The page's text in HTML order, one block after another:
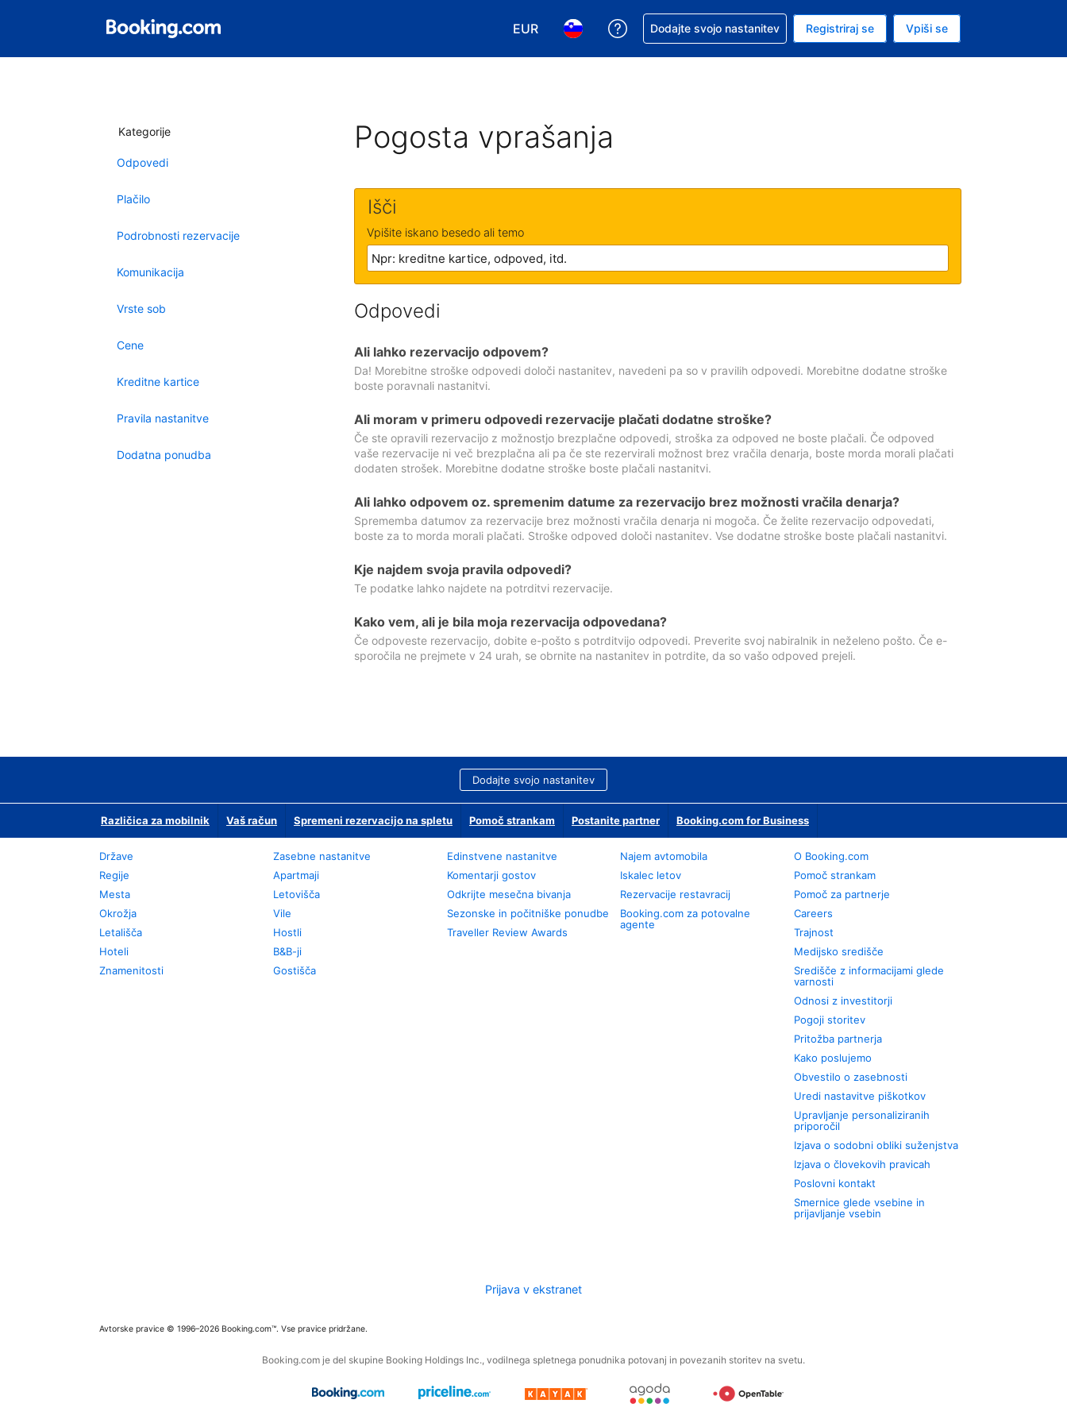
EUR
Izbira valute. Vaša trenutna valuta je evro
Izbira jezika. Vaš trenutni jezik je Slovenščini
Zaprosite za pomoč pri rezervaciji
Dodajte svojo nastanitev Registriraj se Vpiši se
Kategorije
Odpovedi
Plačilo
Podrobnosti rezervacije
Komunikacija
Vrste sob
Cene
Kreditne kartice
Pravila nastanitve
Dodatna ponudba
Pogosta vprašanja
Išči
Vpišite iskano besedo ali temo
Odpovedi
Ali lahko rezervacijo odpovem?
Da! Morebitne stroške odpovedi določi nastanitev, navedeni pa so v pravilih odpovedi. Morebitne dodatne stroške
boste poravnali nastanitvi.
Ali moram v primeru odpovedi rezervacije plačati dodatne stroške?
Če ste opravili rezervacijo z možnostjo brezplačne odpovedi, stroška za odpoved ne boste plačali. Če odpoved
vaše rezervacije ni več brezplačna ali pa če ste rezervirali možnost brez vračila denarja, boste morda morali plačati
dodaten strošek. Morebitne dodatne stroške boste plačali nastanitvi.
Ali lahko odpovem oz. spremenim datume za rezervacijo brez možnosti vračila denarja?
Sprememba datumov za rezervacije brez možnosti vračila denarja ni mogoča. Če želite rezervacijo odpovedati,
boste za to morda morali plačati. Stroške odpoved določi nastanitev. Vse dodatne stroške boste plačali nastanitvi.
Kje najdem svoja pravila odpovedi?
Te podatke lahko najdete na potrditvi rezervacije.
Kako vem, ali je bila moja rezervacija odpovedana?
Če odpoveste rezervacijo, dobite e-pošto s potrditvijo odpovedi. Preverite svoj nabiralnik in neželeno pošto. Če e-
sporočila ne prejmete v 24 urah, se obrnite na nastanitev in potrdite, da so vašo odpoved prejeli.
Dodajte svojo nastanitev
Različica za mobilnik Vaš račun Spremeni rezervacijo na spletu Pomoč strankam Postanite partner Booking.com for Business
Države
Regije
Mesta
Okrožja
Letališča
Hoteli
Znamenitosti
Zasebne nastanitve
Apartmaji
Letovišča
Vile
Hostli
B&B-ji
Gostišča
Edinstvene nastanitve
Komentarji gostov
Odkrijte mesečna bivanja
Sezonske in počitniške ponudbe
Traveller Review Awards
Najem avtomobila
Iskalec letov
Rezervacije restavracij
Booking.com za potovalne
agente
O Booking.com
Pomoč strankam
Pomoč za partnerje
Careers
Trajnost
Medijsko središče
Središče z informacijami glede
varnosti
Odnosi z investitorji
Pogoji storitev
Pritožba partnerja
Kako poslujemo
Obvestilo o zasebnosti
Uredi nastavitve piškotkov
Upravljanje personaliziranih
priporočil
Izjava o sodobni obliki suženjstva
Izjava o človekovih pravicah
Poslovni kontakt
Smernice glede vsebine in
prijavljanje vsebin
Prijava v ekstranet
Avtorske pravice © 1996–2026 Booking.com™. Vse pravice pridržane.
Booking.com je del skupine Booking Holdings Inc., vodilnega spletnega ponudnika potovanj in povezanih storitev na svetu.